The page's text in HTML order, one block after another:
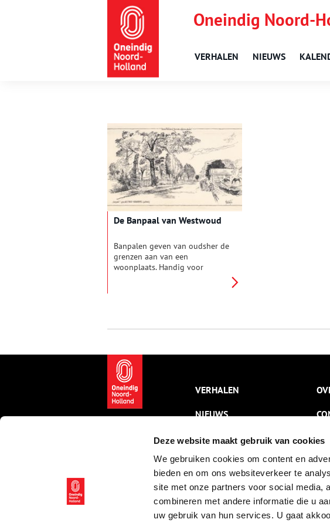
Deze website maakt gebruik van cookies
We gebruiken cookies om content en
bieden en om ons websiteverkeer te
site met onze partners voor social media,
combineren met andere informatie die u
uw gebruik van hun services. U gaat
Oneindig Noord-
VERHALEN NIEUWS
De Banpaal van Westwoud
Banpalen geven van oudsher de
grenzen aan van een
woonplaats. Handig voor
banpaal, die stamt uit 1754.
VERHALEN
NIEUWS
KALENDER
THEMA’S
ACTIVITEITEN
VIDEO’S